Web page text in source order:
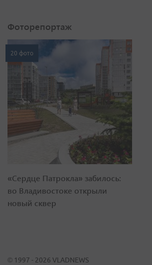
Фоторепортаж
20 фото
«Сердце Патрокла» забилось:
во Владивостоке открыли
новый сквер
© 1997 - 2026 VLADNEWS